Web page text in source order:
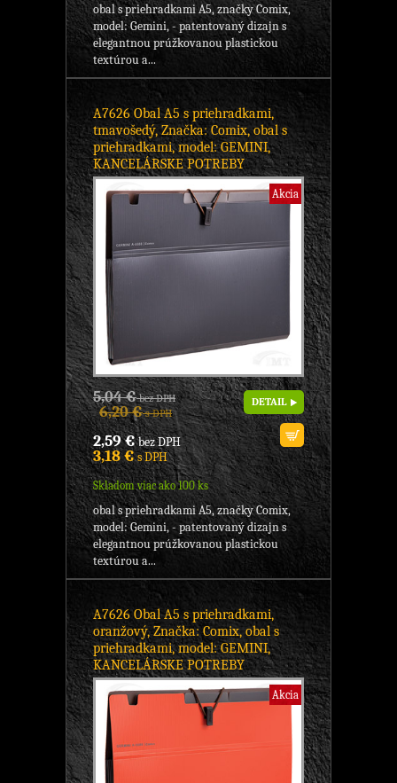
obal s priehradkami A5, značky Comix,
model: Gemini, - patentovaný dizajn s
elegantnou prúžkovanou plastickou
textúrou a...
A7626 Obal A5 s priehradkami,
tmavošedý, Značka: Comix, obal s
priehradkami, model: GEMINI,
KANCELÁRSKE POTREBY
Akcia
5,04 €bez DPH
6,20 €s DPH
2,59 €bez DPH
3,18 €s DPH
Skladom viac ako 100 ks
DETAIL
obal s priehradkami A5, značky Comix,
model: Gemini, - patentovaný dizajn s
elegantnou prúžkovanou plastickou
textúrou a...
A7626 Obal A5 s priehradkami,
oranžový, Značka: Comix, obal s
priehradkami, model: GEMINI,
KANCELÁRSKE POTREBY
Akcia